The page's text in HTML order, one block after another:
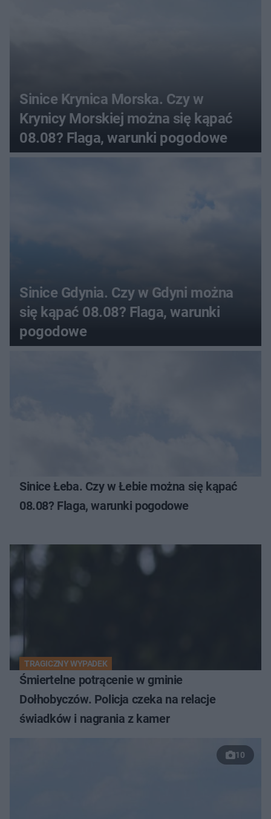
Sinice Krynica Morska. Czy w
Krynicy Morskiej można się kąpać
08.08? Flaga, warunki pogodowe
Sinice Gdynia. Czy w Gdyni można
się kąpać 08.08? Flaga, warunki
pogodowe
Sinice Łeba. Czy w Łebie można się kąpać
08.08? Flaga, warunki pogodowe
TRAGICZNY WYPADEK
Śmiertelne potrącenie w gminie
Dołhobyczów. Policja czeka na relacje
świadków i nagrania z kamer
10